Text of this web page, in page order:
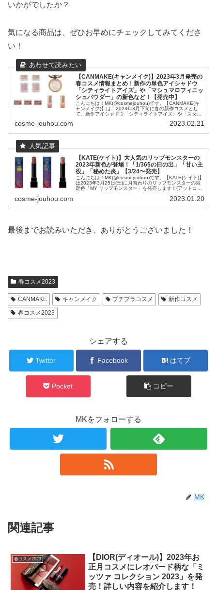
いかがでしたか？
気になる商品は、ぜひお早めにチェックしてみてくださ
い！
【CANMAKE(キャンメイク)】2023年3月発売の
春コスメ情報まとめ！新作の単色アイシャドウ
「シティライトアイズ」や「マシュマロフィニッ
シュパウダー」の新色など！【発売中】
こんにちは！MK(@cosmejouhou)です。【CANMAKE(キ
ャンメイク)】は、2023年3月下旬に春の新作コスメとし
て、新作アイシャドウ「シティライトアイズ」や「スタイ
cosme-jouhou.com 2023.02.21
【KATE(ケイト)】大人気のリップモンスターの
2023年新色が登場！「1/365の日の出」「甘い主
役」「秘めた炎」【3/24〜発売】
こんにちは！MK(@cosmejouhou)です。【KATE(ケイト)】
は2023年3月25日(土)に月替わりのリップモンスターの限
定色「MY リップモンスター」を発売します！(アットコス
cosme-jouhou.com 2023.01.20
最後までお読みいただき、ありがとうございました！
春コスメ2023
CANMAKE キャンメイク プチプラコスメ
新作コスメ
春コスメ2023
シェアする
Twitter Facebook はてブ
Pocket コピー
MKをフォローする
MK
関連記事
春コスメ2023
【DIOR(ディオール)】2023年お
正月コスメにレオパード柄な「ミ
ッツァ コレクション 2023」を発
売！詳しい内容を紹介します！